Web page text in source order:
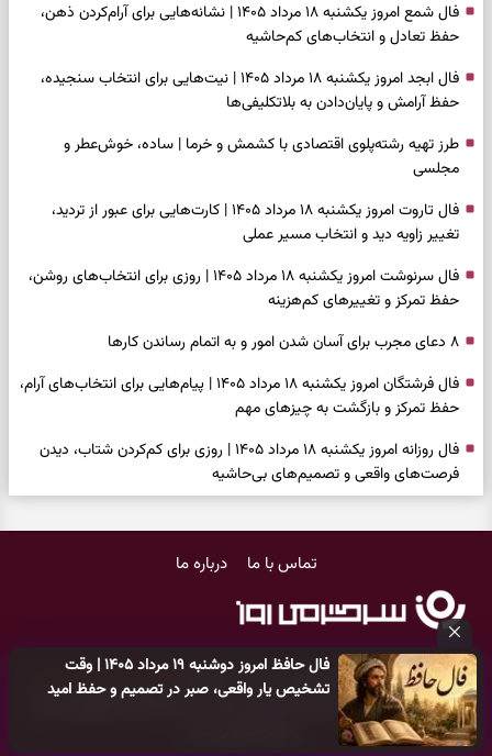
فال حافظ امروز دوشنبه ۱۹ مرداد ۱۴۰۵ | وقت
تشخیص یار واقعی، صبر در تصمیم و حفظ امید
فال شمع امروز یکشنبه ۱۸ مرداد ۱۴۰۵ | نشانه‌هایی برای آرام‌کردن ذهن،
حفظ تعادل و انتخاب‌های کم‌حاشیه
فال ابجد امروز یکشنبه ۱۸ مرداد ۱۴۰۵ | نیت‌هایی برای انتخاب سنجیده،
حفظ آرامش و پایان‌دادن به بلاتکلیفی‌ها
طرز تهیه رشته‌پلوی اقتصادی با کشمش و خرما | ساده، خوش‌عطر و
مجلسی
فال تاروت امروز یکشنبه ۱۸ مرداد ۱۴۰۵ | کارت‌هایی برای عبور از تردید،
تغییر زاویه دید و انتخاب مسیر عملی
فال سرنوشت امروز یکشنبه ۱۸ مرداد ۱۴۰۵ | روزی برای انتخاب‌های روشن،
حفظ تمرکز و تغییرهای کم‌هزینه
۸ دعای مجرب برای آسان شدن امور و به اتمام رساندن کار‌ها
فال فرشتگان امروز یکشنبه ۱۸ مرداد ۱۴۰۵ | پیام‌هایی برای انتخاب‌های آرام،
حفظ تمرکز و بازگشت به چیزهای مهم
فال روزانه امروز یکشنبه ۱۸ مرداد ۱۴۰۵ | روزی برای کم‌کردن شتاب، دیدن
فرصت‌های واقعی و تصمیم‌های بی‌حاشیه
واقعی، کم‌کردن بار اضافه و تصمیم بدون عجله
حفظ چیزهایی که ارزش ماندن دارند
دعای نجات از گرفتاری، غم و فقر؛ وقتی راه‌ها بسته شد این دعای معتبر را
بخوانید
تماس با ما درباره ما
کلیه حقوق مادی و معنوی این سایت متعلق بهپایگاه خبری سرگرمی روز
می‌باشد و هر گونه کپی‌برداری توسط دیگر سایت‌ها
اکیدا ممنوع
می‌باشد